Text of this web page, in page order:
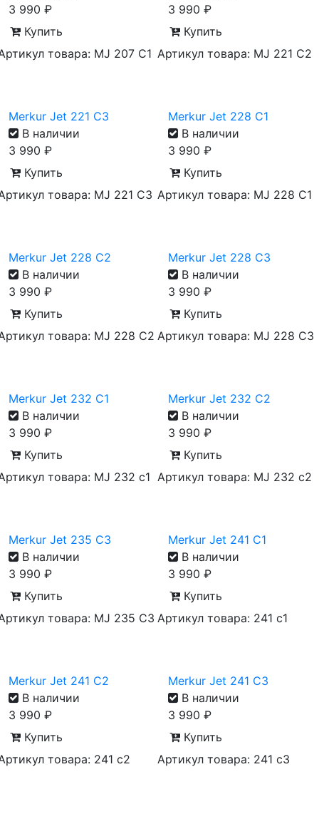
3 990 ₽
Купить
товара: MJ 207 C1
3 990 ₽
Купить
Артикул товара: MJ 221 C2
Merkur Jet 221 C3
В наличии
3 990 ₽
Купить
товара: MJ 221 C3
Merkur Jet 228 C1
В наличии
3 990 ₽
Купить
Артикул товара: MJ 228 C1
Merkur Jet 228 C2
В наличии
3 990 ₽
Купить
товара: MJ 228 C2
Merkur Jet 228 C3
В наличии
3 990 ₽
Купить
Артикул товара: MJ 228 C3
Merkur Jet 232 C1
В наличии
3 990 ₽
Купить
товара: MJ 232 с1
Merkur Jet 232 C2
В наличии
3 990 ₽
Купить
Артикул товара: MJ 232 с2
Merkur Jet 235 C3
В наличии
3 990 ₽
Купить
товара: MJ 235 C3
Merkur Jet 241 C1
В наличии
3 990 ₽
Купить
Артикул товара: 241 с1
Merkur Jet 241 C2
В наличии
3 990 ₽
Купить
товара: 241 с2
Merkur Jet 241 C3
В наличии
3 990 ₽
Купить
Артикул товара: 241 с3